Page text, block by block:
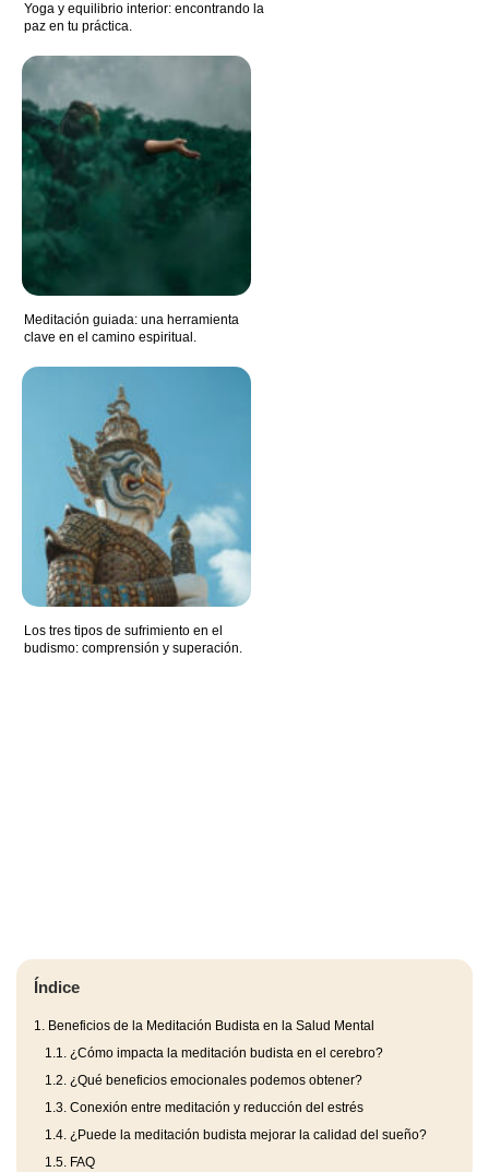
Yoga y equilibrio interior: encontrando la
paz en tu práctica.
Meditación guiada: una herramienta
clave en el camino espiritual.
Los tres tipos de sufrimiento en el
budismo: comprensión y superación.
Índice
1. Beneficios de la Meditación Budista en la Salud Mental
1.1. ¿Cómo impacta la meditación budista en el cerebro?
1.2. ¿Qué beneficios emocionales podemos obtener?
1.3. Conexión entre meditación y reducción del estrés
1.4. ¿Puede la meditación budista mejorar la calidad del sueño?
1.5. FAQ